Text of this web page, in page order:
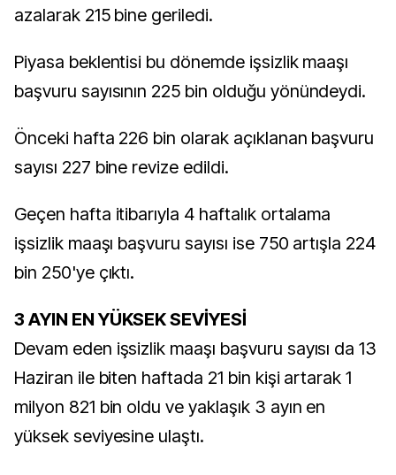
azalarak 215 bine geriledi.
Piyasa beklentisi bu dönemde işsizlik maaşı
başvuru sayısının 225 bin olduğu yönündeydi.
Önceki hafta 226 bin olarak açıklanan başvuru
sayısı 227 bine revize edildi.
Geçen hafta itibarıyla 4 haftalık ortalama
işsizlik maaşı başvuru sayısı ise 750 artışla 224
bin 250'ye çıktı.
3 AYIN EN YÜKSEK SEVİYESİ
Devam eden işsizlik maaşı başvuru sayısı da 13
Haziran ile biten haftada 21 bin kişi artarak 1
milyon 821 bin oldu ve yaklaşık 3 ayın en
yüksek seviyesine ulaştı.